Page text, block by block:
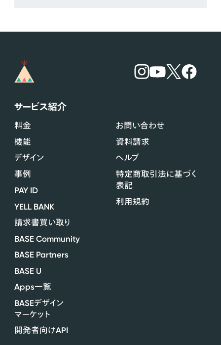
サービス紹介
料金
機能
デザイン
事例
PAY ID
YELL BANK
請求書買い取り
BASE Community
BASE Partners
BASE U
Apps一覧
BASEデザイン
マーケット
開発者向けAPI
お問い合わせ
資料請求
ヘルプ
特定商取引法に基づく
表記
利用規約